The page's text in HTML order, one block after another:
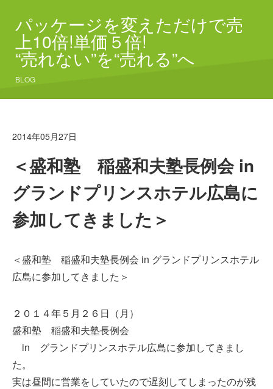
パッケージを変えただけで売
上10倍!単価５倍!
“売れない”を“売れる”へ
BLOG
2014年05月27日
＜盛和塾 稲盛和夫塾長例会 in
グランドプリンスホテル広島に
参加してきました＞
＜盛和塾 稲盛和夫塾長例会 in グランドプリンスホテル
広島に参加してきました＞
２０１４年５月２６日（月）
盛和塾 稲盛和夫塾長例会
in グランドプリンスホテル広島に参加してきまし
た。
実は昼間に営業をしていたので遅刻してしまったのが残